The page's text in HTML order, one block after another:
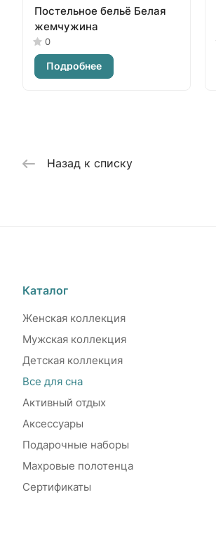
Постельное бельё Белая
жемчужина
0
Подробнее
Назад к списку
Каталог
Женская коллекция
Мужская коллекция
Детская коллекция
Все для сна
Активный отдых
Аксессуары
Подарочные наборы
Махровые полотенца
Сертификаты